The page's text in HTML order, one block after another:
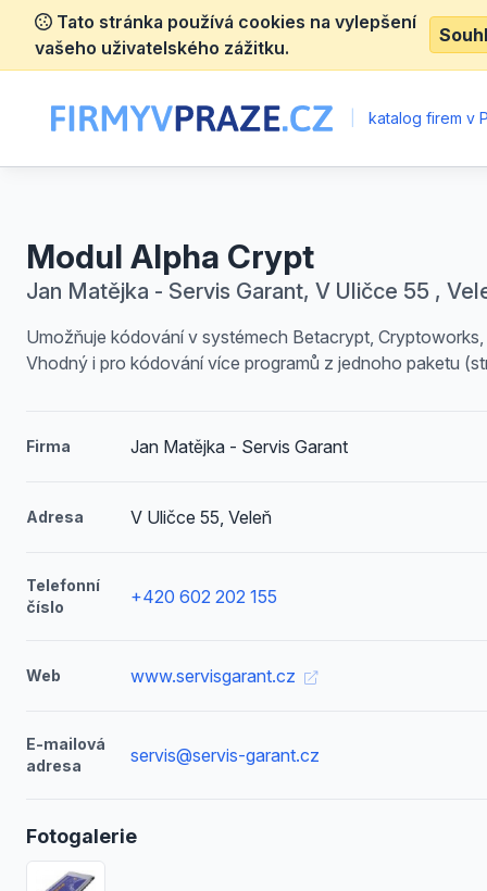
Tato stránka používá cookies na vylepšení
vašeho uživatelského zážitku.
katalog firem v
Modul Alpha Crypt
Jan Matějka - Servis Garant, V Uličce 55 ,
Umožňuje kódování v systémech Betacrypt,
Vhodný i pro kódování více programů z jednoho paketu
Firma Jan Matějka - Servis Garant
Adresa V Uličce 55, Veleň
Telefonní
číslo
+420 602 202 155
Web www.servisgarant.cz
E-mailová
adresa
servis@servis-garant.cz
Fotogalerie